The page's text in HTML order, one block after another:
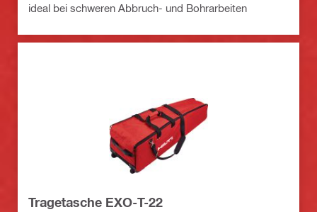
ideal bei schweren Abbruch- und Bohrarbeiten
Tragetasche EXO-T-22